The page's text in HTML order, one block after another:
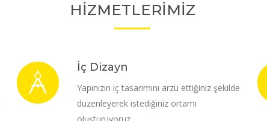
HİZMETLERİMİZ
İç Dizayn
Yapınızın iç tasarımını arzu ettiğiniz şekilde
düzenleyerek istediğiniz ortamı